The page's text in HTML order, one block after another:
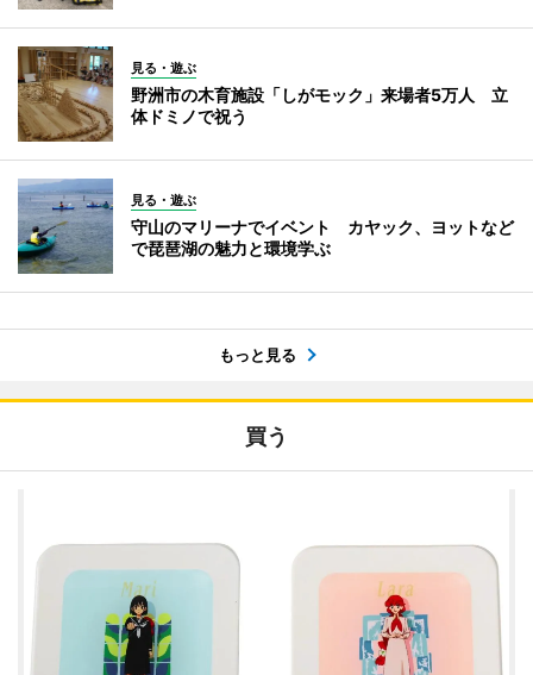
見る・遊ぶ
野洲市の木育施設「しがモック」来場者5万人 立
体ドミノで祝う
見る・遊ぶ
守山のマリーナでイベント カヤック、ヨットなど
で琵琶湖の魅力と環境学ぶ
もっと見る
買う